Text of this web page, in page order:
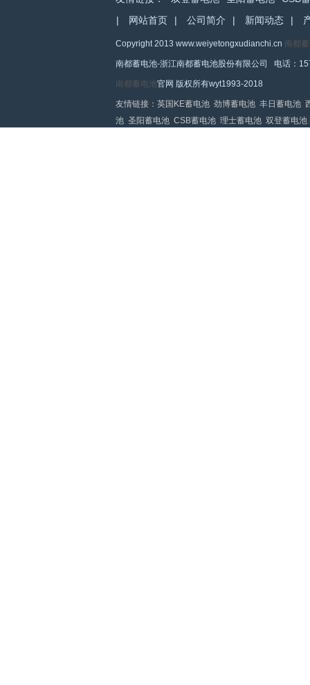
Copyright 2013 www.weiyetongxudianchi.cn 南都
南都蓄电池-浙江南都蓄电池股份有限公司 电话：
南都蓄电池官网 版权所有wyt1993-2018
友情链接： 英国KE蓄电池 劲博蓄电池 丰日蓄电池
池 圣阳蓄电池 CSB蓄电池 理士蓄电池 双登蓄电池
|
网站首页 | 公司简介 | 新闻动态 |